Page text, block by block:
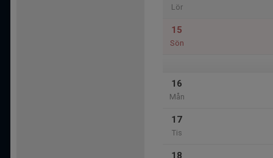
Lör
15
Sön
16
Mån
17
Tis
18